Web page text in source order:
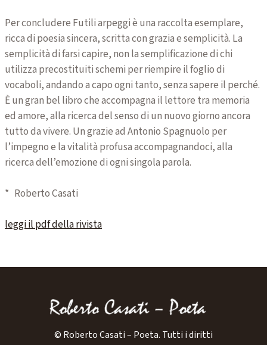
Per concludere Futili arpeggi è una raccolta esemplare,
ricca di poesia sincera, scritta con grazia e semplicità. La
semplicità di farsi capire, non la semplificazione di chi
utilizza precostituiti schemi per riempire il foglio di
vocaboli, andando a capo ogni tanto, senza sapere il perché.
È un gran bel libro che accompagna il lettore tra memoria
ed amore, alla ricerca del senso di un nuovo giorno ancora
tutto da vivere. Un grazie ad Antonio Spagnuolo per
l’impegno e la vitalità profusa accompagnandoci, alla
ricerca dell’emozione di ogni singola parola.
* Roberto Casati
leggi il pdf della rivista
© Roberto Casati – Poeta. Tutti i diritti